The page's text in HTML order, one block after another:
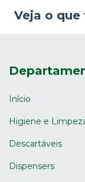
Veja o
Início
Higiene e
Descartáveis
Dispensers